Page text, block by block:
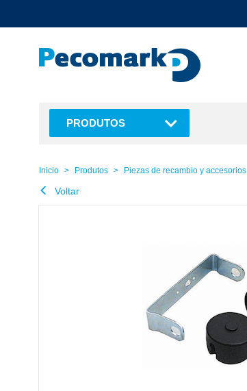
PRODUTOS
Inicio Produtos Piezas de recambio y accesorios
Voltar